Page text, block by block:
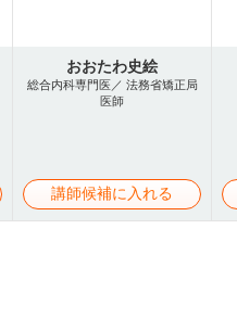
おおたわ史絵
総合内科専門医／ 法務省矯正局
医師
講師候補に入れる